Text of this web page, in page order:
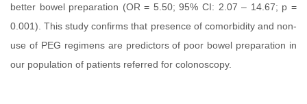
better bowel preparation (OR = 5.50; 95% CI: 2.07 – 14.67; p =
0.001). This study confirms that presence of comorbidity and non-
use of PEG regimens are predictors of poor bowel preparation in
our population of patients referred for colonoscopy.